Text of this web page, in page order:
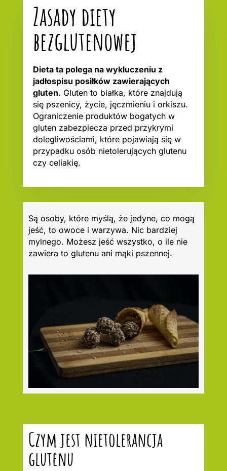
Zasady diety
bezglutenowej
Dieta ta polega na wykluczeniu z
jadłospisu posiłków zawierających
gluten. Gluten to białka, które znajdują
się pszenicy, życie, jęczmieniu i orkiszu.
Ograniczenie produktów bogatych w
gluten zabezpiecza przed przykrymi
dolegliwościami, które pojawiają się w
przypadku osób nietolerujących glutenu
czy celiakię.
Są osoby, które myślą, że jedyne, co mogą
jeść, to owoce i warzywa. Nic bardziej
mylnego. Możesz jeść wszystko, o ile nie
zawiera to glutenu ani mąki pszennej.
Czym jest nietolerancja
glutenu